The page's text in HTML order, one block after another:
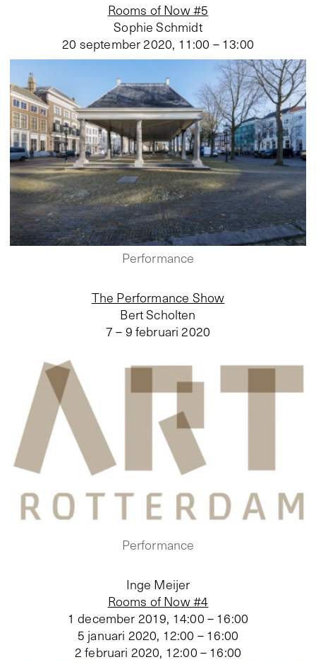
Rooms of Now #5
Sophie Schmidt
20 september 2020, 11:00 – 13:00
Performance
The Performance Show
Bert Scholten
7 – 9 februari 2020
Performance
Rooms of Now #4
Inge Meijer
1 december 2019, 14:00 – 16:00
5 januari 2020, 12:00 – 16:00
2 februari 2020, 12:00 – 16:00